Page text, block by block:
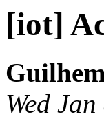
[iot]
Wed